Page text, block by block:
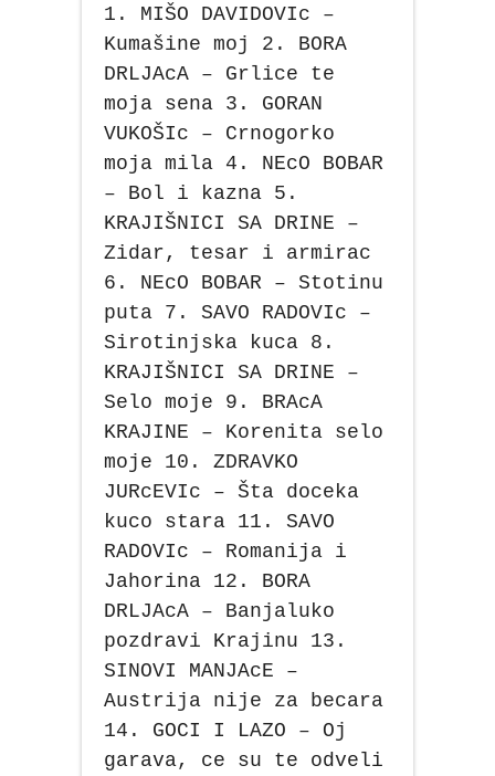
1. MIŠO DAVIDOVIc –
Kumašine moj 2. BORA
DRLJAcA – Grlice te
moja sena 3. GORAN
VUKOŠIc – Crnogorko
moja mila 4. NEcO BOBAR
– Bol i kazna 5.
KRAJIŠNICI SA DRINE –
Zidar, tesar i armirac
6. NEcO BOBAR – Stotinu
puta 7. SAVO RADOVIc –
Sirotinjska kuca 8.
KRAJIŠNICI SA DRINE –
Selo moje 9. BRAcA
KRAJINE – Korenita selo
moje 10. ZDRAVKO
JURcEVIc – Šta doceka
kuco stara 11. SAVO
RADOVIc – Romanija i
Jahorina 12. BORA
DRLJAcA – Banjaluko
pozdravi Krajinu 13.
SINOVI MANJAcE –
Austrija nije za becara
14. GOCI I LAZO – Oj
garava, ce su te odveli